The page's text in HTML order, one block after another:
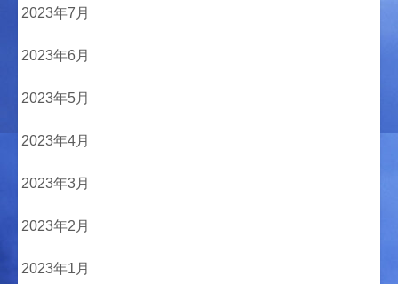
2023年7月
2023年6月
2023年5月
2023年4月
2023年3月
2023年2月
2023年1月